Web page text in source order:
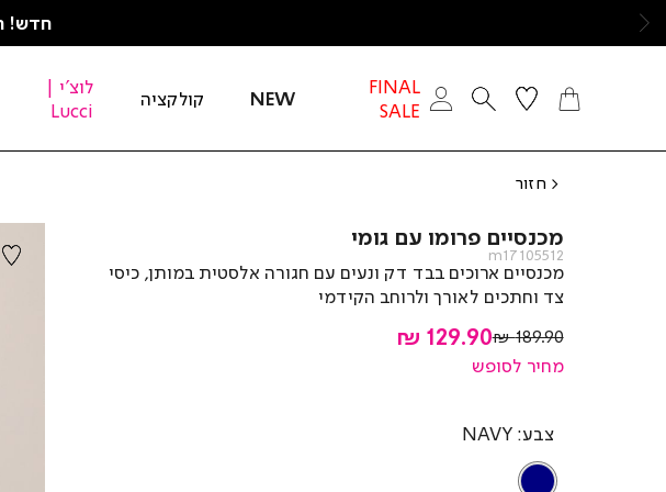
חדש!
FINAL
SALE
NEW קולקציה
לוצ'י |
Lucci
חזור
מכנסיים פרומו עם גומי
m17105512
מכנסיים ארוכים בבד דק ונעים עם חגורה אלסטית במותן, כיסי
צד וחתכים לאורך ולרוחב הקידמי
מחיר
מוצר
129.90 ₪
מחיר
189.90 ₪
מחיר לסופש
צבע NAVY
NAVY